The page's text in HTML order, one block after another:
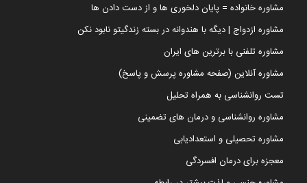
مشاوره خانواده = پایان دلخوری ها و از دست دادن ها
مشاوره ازدواج | دیگه با هندوانه در بسته زندگیتو نابود نکن
مشاوره تلفنی با برترین های ایران
مشاوره آنلاین (صفحه مشاوره پرسش و پاسخ)
تست روانشناسی به همراه تحلیل
مشاوره روانشناسی و درمان های تضمینی
مشاوره تحصیلی و استعدادیابی
معجزه برای درمان افسردگی